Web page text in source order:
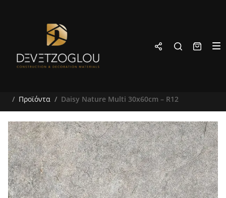
Προϊόντα Daisy Nature Multi 30x60cm – R12